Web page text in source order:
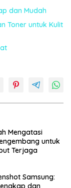
dan Mudah
Toner untuk Kulit
Mengatasi
untuk
Terjaga
Samsung:
dan